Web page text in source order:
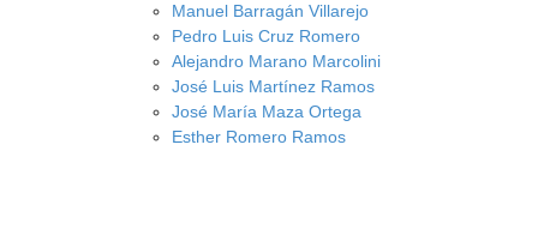
Manuel Barragán Villarejo
Pedro Luis Cruz Romero
Alejandro Marano Marcolini
José Luis Martínez Ramos
José María Maza Ortega
Esther Romero Ramos